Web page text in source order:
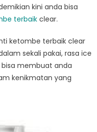
kini anda bisa
terbaikclear.
ketombe terbaik clear
sekali pakai, rasa ice
membuat anda
kenikmatan yang